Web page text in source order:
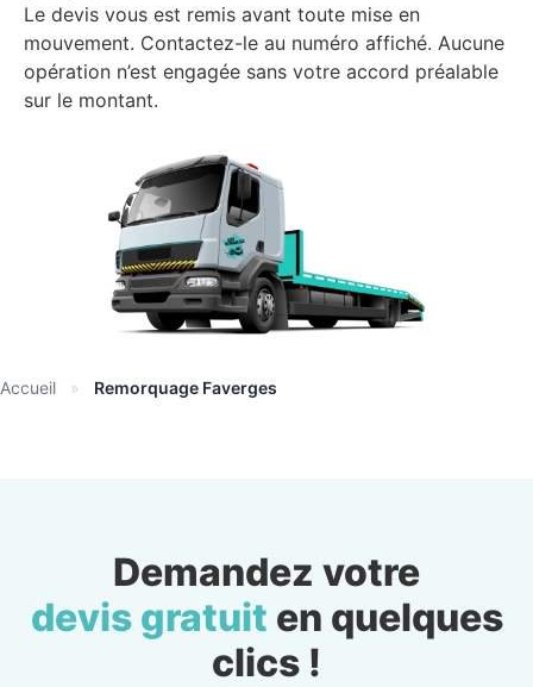
Le devis vous est remis avant toute mise en
mouvement. Contactez-le au numéro affiché. Aucune
opération n’est engagée sans votre accord préalable
sur le montant.
Accueil » Remorquage Faverges
Demandez votre
devis gratuit en quelques
clics !